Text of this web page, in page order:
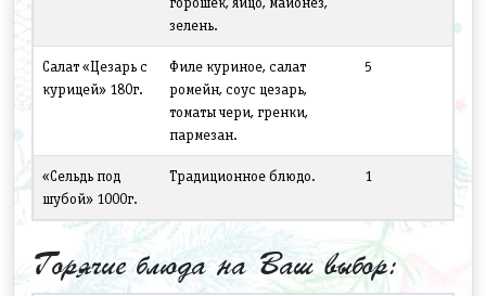
зелень.
Салат «Цезарь с
курицей» 180г.
Филе куриное, салат
ромейн, соус цезарь,
томаты чери, гренки,
пармезан.
5
«Cельдь под
шубой» 1000г.
Традиционное блюдо. 1
Горячие блюда на Ваш выбор: